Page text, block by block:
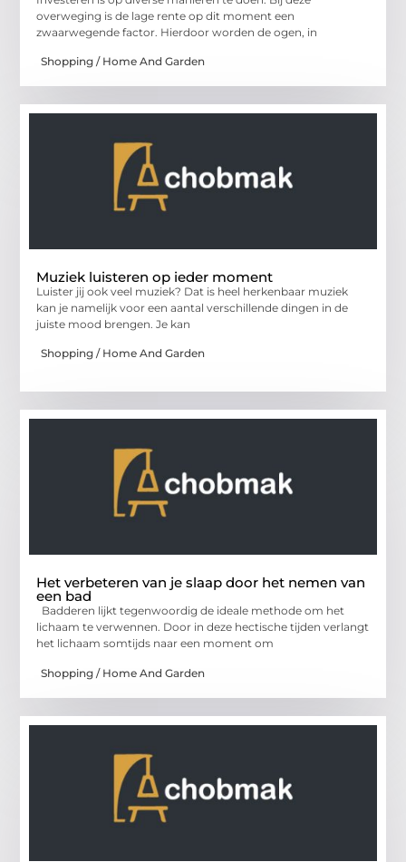
overweging is de lage rente op dit moment een
zwaarwegende factor. Hierdoor worden de ogen, in
Shopping / Home And Garden
Muziek luisteren op ieder moment
Luister jij ook veel muziek? Dat is heel herkenbaar muziek
kan je namelijk voor een aantal verschillende dingen in de
juiste mood brengen. Je kan
Shopping / Home And Garden
Het verbeteren van je slaap door het nemen van
een bad
Badderen lijkt tegenwoordig de ideale methode om het
lichaam te verwennen. Door in deze hectische tijden verlangt
het lichaam somtijds naar een moment om
Shopping / Home And Garden